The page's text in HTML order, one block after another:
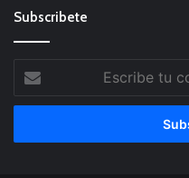
Subscribete
Escribe
tu
correo